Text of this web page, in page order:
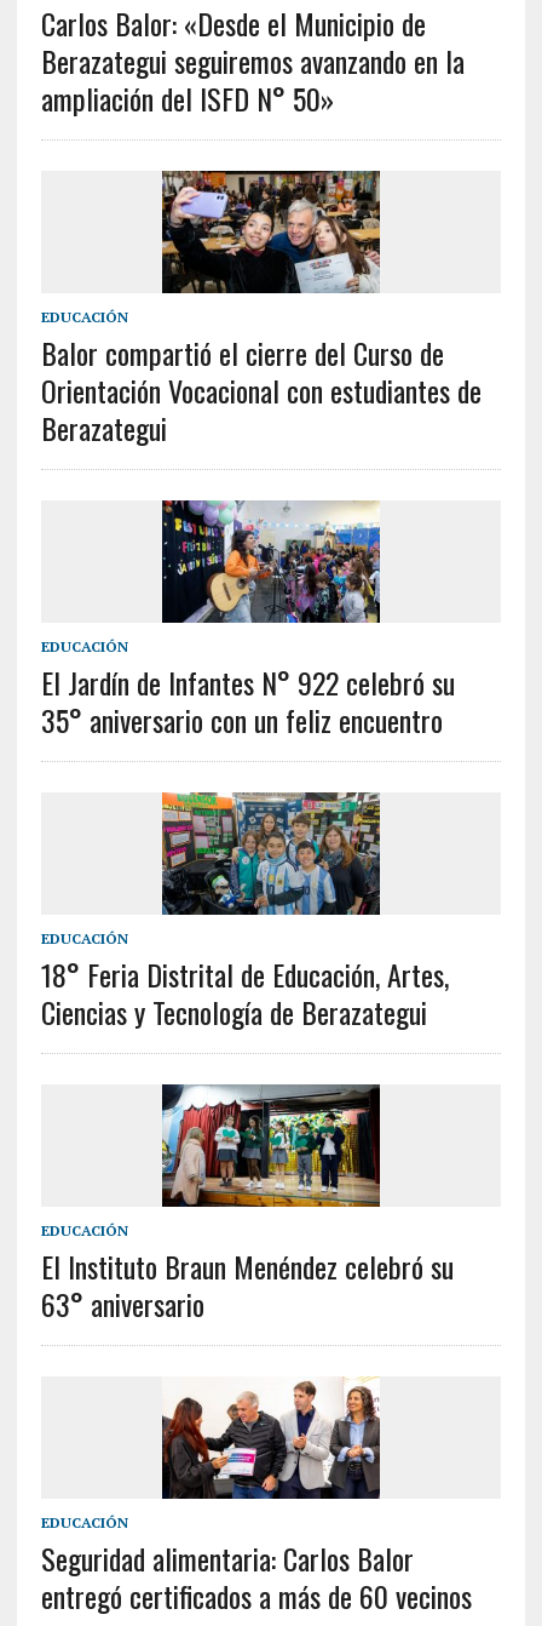
Carlos Balor: «Desde el Municipio de
Berazategui seguiremos avanzando en la
ampliación del ISFD N° 50»
EDUCACIÓN
Balor compartió el cierre del Curso de
Orientación Vocacional con estudiantes de
Berazategui
EDUCACIÓN
El Jardín de Infantes N° 922 celebró su
35° aniversario con un feliz encuentro
EDUCACIÓN
18° Feria Distrital de Educación, Artes,
Ciencias y Tecnología de Berazategui
EDUCACIÓN
El Instituto Braun Menéndez celebró su
63° aniversario
EDUCACIÓN
Seguridad alimentaria: Carlos Balor
entregó certificados a más de 60 vecinos